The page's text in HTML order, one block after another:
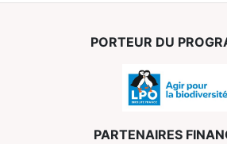
PORTEUR DU
PARTENAIRES